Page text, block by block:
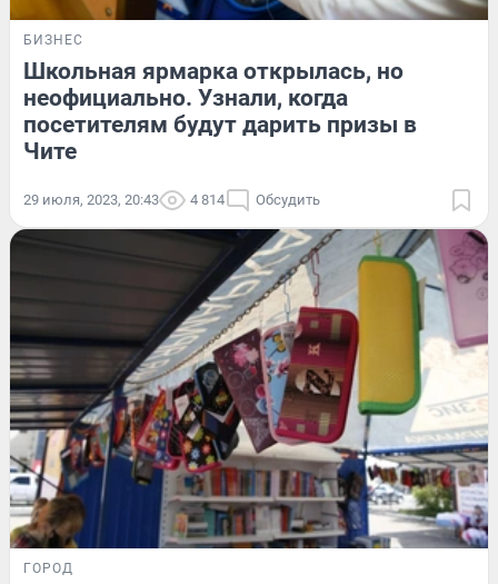
БИЗНЕС
Школьная ярмарка открылась, но
неофициально. Узнали, когда
посетителям будут дарить призы в
Чите
29 июля, 2023, 20:43 4 814 Обсудить
ГОРОД